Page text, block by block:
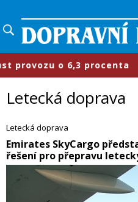
Letecká doprava
Letecká doprava
​Emirates SkyCargo
řešení pro přepravu